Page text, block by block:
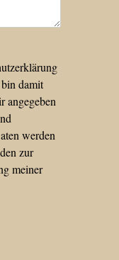
damit
angegeben
werden
zur
meiner